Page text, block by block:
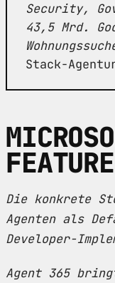
Security,
43,5 Mrd.
Stack-
FEATURE
Die konkrete
Agenten als
Developer-
Agent 365